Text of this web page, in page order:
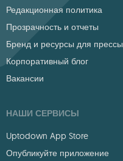
Редакционная политика
Прозрачность и отчеты
Бренд и ресурсы для прессы
Корпоративный блог
Вакансии
НАШИ СЕРВИСЫ
Uptodown App Store
Опубликуйте приложение